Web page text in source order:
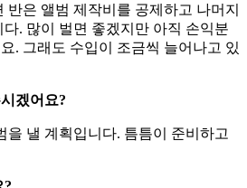
반은 앨범 제작비를 공제하고 나머지
. 많이 벌면 좋겠지만 아직 손익분
. 그래도 수입이 조금씩 늘어나고 있
겠어요?
을 낼 계획입니다. 틈틈이 준비하고